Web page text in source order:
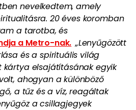
nevelkedtem, amely
20 éves koromban
a tarotba, és
a Metro-nak. „Lenyűgözött
és a spirituális világ
kártya elsajátításának egyik
ahogyan a különböző
a tűz és a víz, reagáltak
a csillagjegyek